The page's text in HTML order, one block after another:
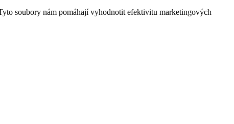
soubory nám pomáhají vyhodnotit efektivitu marketingových